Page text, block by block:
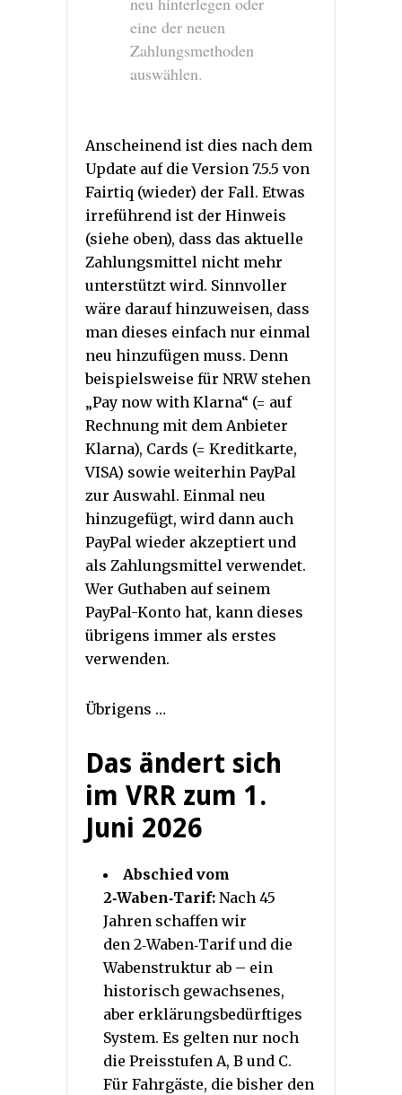
eine der neuen
Zahlungsmethoden
auswählen.
Anscheinend ist dies nach dem
Update auf die Version 7.5.5 von
Fairtiq (wieder) der Fall. Etwas
irreführend ist der Hinweis
(siehe oben), dass das aktuelle
Zahlungsmittel nicht mehr
unterstützt wird. Sinnvoller
wäre darauf hinzuweisen, dass
man dieses einfach nur einmal
neu hinzufügen muss. Denn
beispielsweise für NRW stehen
„Pay now with Klarna“ (= auf
Rechnung mit dem Anbieter
Klarna), Cards (= Kreditkarte,
VISA) sowie weiterhin PayPal
zur Auswahl. Einmal neu
hinzugefügt, wird dann auch
PayPal wieder akzeptiert und
als Zahlungsmittel verwendet.
Wer Guthaben auf seinem
PayPal-Konto hat, kann dieses
übrigens immer als erstes
verwenden.
Übrigens …
Das ändert sich
im VRR zum 1.
Juni 2026
Abschied vom
2‑Waben‑Tarif: Nach 45
Jahren schaffen wir
den 2‑Waben‑Tarif und die
Wabenstruktur ab – ein
historisch gewachsenes,
aber erklärungsbedürftiges
System. Es gelten nur noch
die Preisstufen A, B und C.
Für Fahrgäste, die bisher den